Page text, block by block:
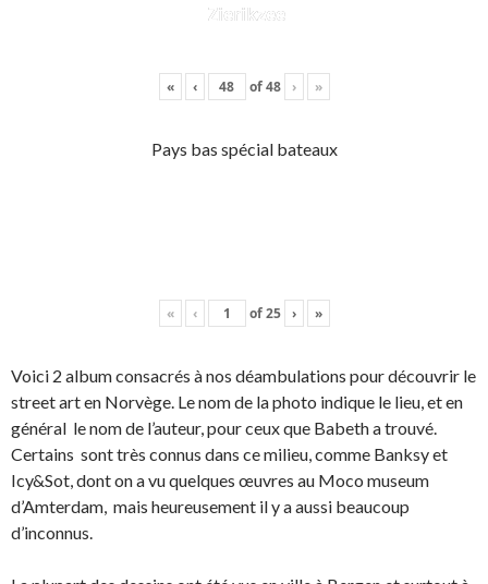
Zierikzee
« ‹ of48 › »
Pays bas spécial bateaux
« ‹ of25 › »
Voici 2 album consacrés à nos déambulations pour découvrir le
street art en Norvège. Le nom de la photo indique le lieu, et en
général le nom de l’auteur, pour ceux que Babeth a trouvé.
Certains sont très connus dans ce milieu, comme Banksy et
Icy&Sot, dont on a vu quelques œuvres au Moco museum
d’Amterdam, mais heureusement il y a aussi beaucoup
d’inconnus.